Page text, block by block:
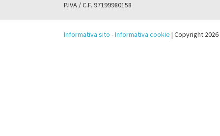
P.IVA / C.F. 97199980158
Informativa sito -Informativa cookie | Copyright